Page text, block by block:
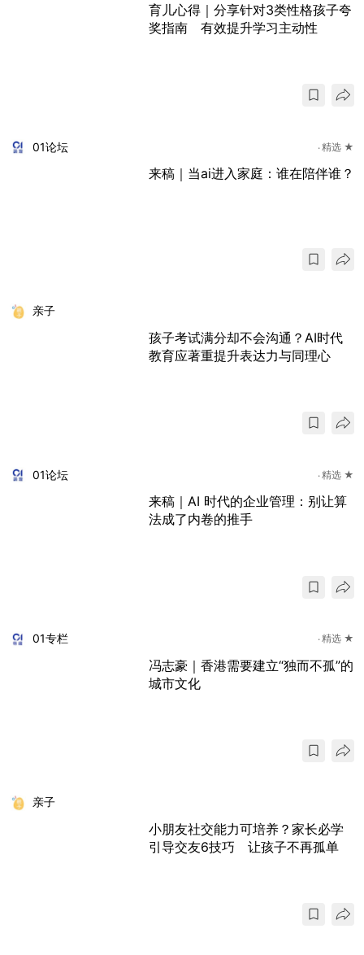
育儿心得｜分享针对3类性格孩子夸
奖指南 有效提升学习主动性
01论坛 精选 ★
来稿｜当ai进入家庭：谁在陪伴谁？
亲子
孩子考试满分却不会沟通？AI时代
教育应著重提升表达力与同理心
01论坛 精选 ★
来稿｜AI 时代的企业管理：别让算
法成了内卷的推手
01专栏 精选 ★
冯志豪｜香港需要建立“独而不孤”的
城市文化
亲子
小朋友社交能力可培养？家长必学
引导交友6技巧 让孩子不再孤单